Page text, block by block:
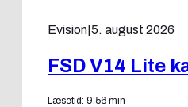
Evision 5. august 2026
FSD V14 Lite
Læsetid: 9:56 min